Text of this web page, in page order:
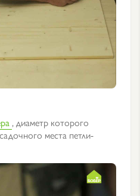
, диаметр которого
места петли-